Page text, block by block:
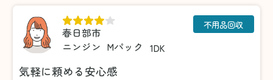
春日部市
ニンジン Mパック 1DK
不用品回収
気軽に頼める安心感